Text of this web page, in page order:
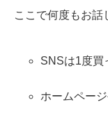
ここで何度もお話
SNSは1度買
ホームペー